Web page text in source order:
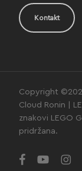
Kontakt
Copyright
Cloud Ronin |
znakovi LEGO
pridržana.
facebookyoutube